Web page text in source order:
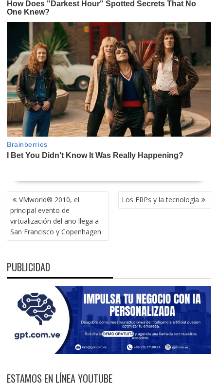
NAVEGACIÓN
DE
ENTRADAS
VMworld® 2010, el
principal evento de
virtualización del año llega a
San Francisco y Copenhagen
Los ERPs y la tecnología
PUBLICIDAD
ESTAMOS EN LÍNEA YOUTUBE